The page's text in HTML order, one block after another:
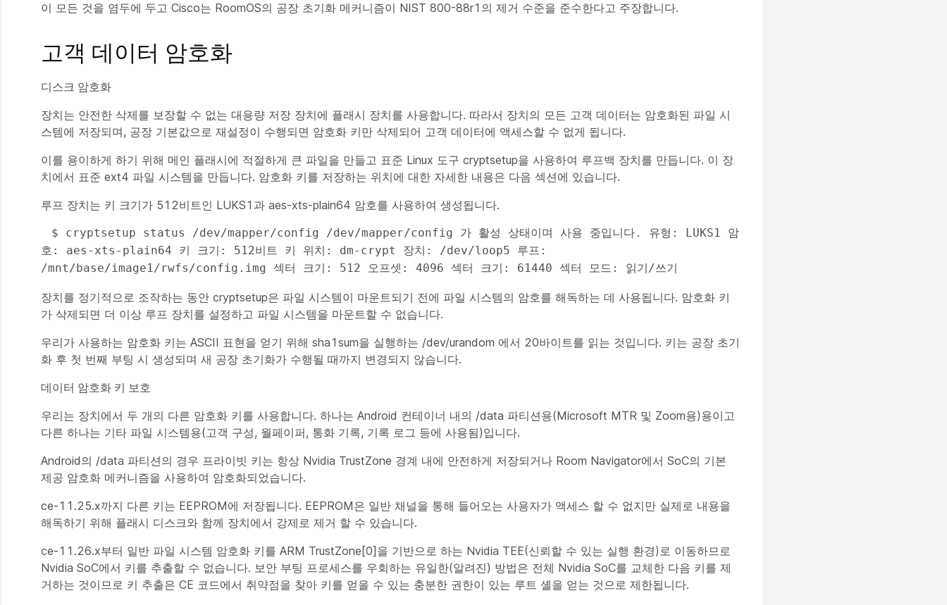
이 모든 것을 염두에 두고 Cisco는 RoomOS의 공장 초기화 메커니즘이 NIST 800-88r1의 제거 수준을 준수한다고 주장합니다.
고객 데이터 암호화
디스크 암호화
장치는 안전한 삭제를 보장할 수 없는 대용량 저장 장치에 플래시 장치를 사용합니다. 따라서 장치의 모든 고객 데이터는 암호화된 파일 시
스템에 저장되며, 공장 기본값으로 재설정이 수행되면 암호화 키만 삭제되어 고객 데이터에 액세스할 수 없게 됩니다.
이를 용이하게 하기 위해 메인 플래시에 적절하게 큰 파일을 만들고 표준 Linux 도구 cryptsetup을 사용하여 루프백 장치를 만듭니다. 이 장
치에서 표준 ext4 파일 시스템을 만듭니다. 암호화 키를 저장하는 위치에 대한 자세한 내용은 다음 섹션에 있습니다.
루프 장치는 키 크기가 512비트인 LUKS1과 aes-xts-plain64 암호를 사용하여 생성됩니다.
호: aes-xts-plain64 키 크기: 512비트 키 위치: dm-crypt 장치: /dev/loop5 루프:
/mnt/base/image1/rwfs/config.img 섹터 크기: 512 오프셋: 4096 섹터 크기: 61440 섹터 모드: 읽기/쓰기
장치를 정기적으로 조작하는 동안 cryptsetup은 파일 시스템이 마운트되기 전에 파일 시스템의 암호를 해독하는 데 사용됩니다. 암호화 키
가 삭제되면 더 이상 루프 장치를 설정하고 파일 시스템을 마운트할 수 없습니다.
우리가 사용하는 암호화 키는 ASCII 표현을 얻기 위해 sha1sum을 실행하는 /dev/urandom 에서 20바이트를 읽는 것입니다. 키는 공장 초기
화 후 첫 번째 부팅 시 생성되며 새 공장 초기화가 수행될 때까지 변경되지 않습니다.
데이터 암호화 키 보호
우리는 장치에서 두 개의 다른 암호화 키를 사용합니다. 하나는 Android 컨테이너 내의 /data 파티션용(Microsoft MTR 및 Zoom용)용이고
다른 하나는 기타 파일 시스템용(고객 구성, 월페이퍼, 통화 기록, 기록 로그 등에 사용됨)입니다.
Android의 /data 파티션의 경우 프라이빗 키는 항상 Nvidia TrustZone 경계 내에 안전하게 저장되거나 Room Navigator에서 SoC의 기본
제공 암호화 메커니즘을 사용하여 암호화되었습니다.
ce-11.25.x까지 다른 키는 EEPROM에 저장됩니다. EEPROM은 일반 채널을 통해 들어오는 사용자가 액세스 할 수 없지만 실제로 내용을
해독하기 위해 플래시 디스크와 함께 장치에서 강제로 제거 할 수 있습니다.
ce-11.26.x부터 일반 파일 시스템 암호화 키를 ARM TrustZone[0]을 기반으로 하는 Nvidia TEE(신뢰할 수 있는 실행 환경)로 이동하므로
Nvidia SoC에서 키를 추출할 수 없습니다. 보안 부팅 프로세스를 우회하는 유일한(알려진) 방법은 전체 Nvidia SoC를 교체한 다음 키를 제
거하는 것이므로 키 추출은 CE 코드에서 취약점을 찾아 키를 얻을 수 있는 충분한 권한이 있는 루트 셸을 얻는 것으로 제한됩니다.